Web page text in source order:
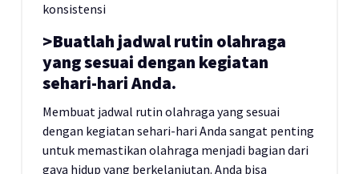
konsistensi
>Buatlah jadwal rutin olahraga
yang sesuai dengan kegiatan
sehari-hari Anda.
Membuat jadwal rutin olahraga yang sesuai
dengan kegiatan sehari-hari Anda sangat penting
untuk memastikan olahraga menjadi bagian dari
gaya hidup yang berkelanjutan. Anda bisa